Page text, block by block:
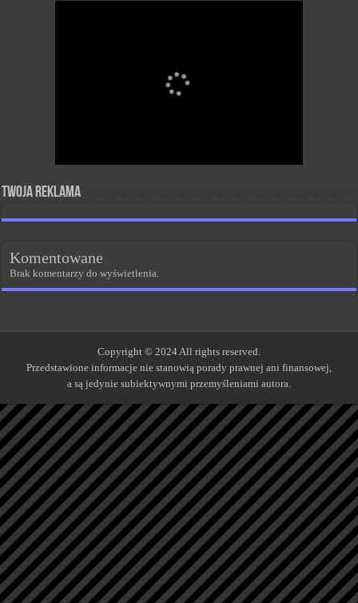
Twoja reklama
Komentowane
Brak komentarzy do wyświetlenia.
Copyright © 2024 All rights reserved.
Przedstawione informacje nie stanowią porady prawnej ani finansowej,
a są jedynie subiektywnymi przemyśleniami autora.